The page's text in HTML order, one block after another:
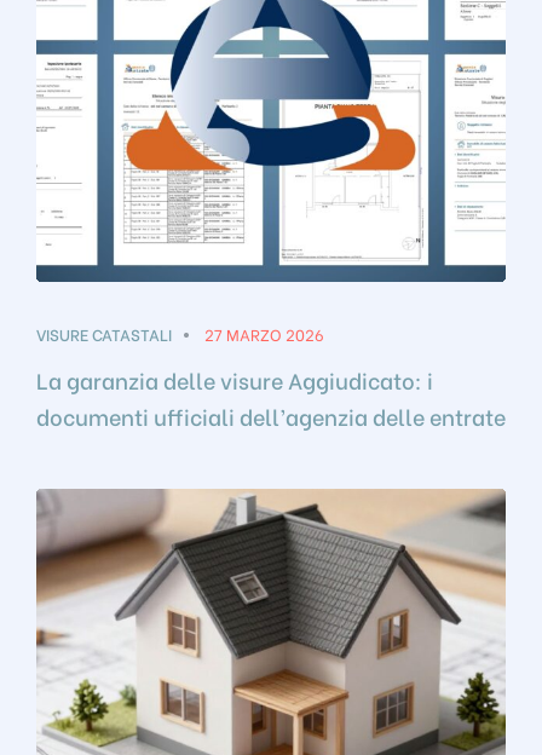
VISURE CATASTALI 27 MARZO 2026
La garanzia delle visure Aggiudicato: i
documenti ufficiali dell’agenzia delle entrate